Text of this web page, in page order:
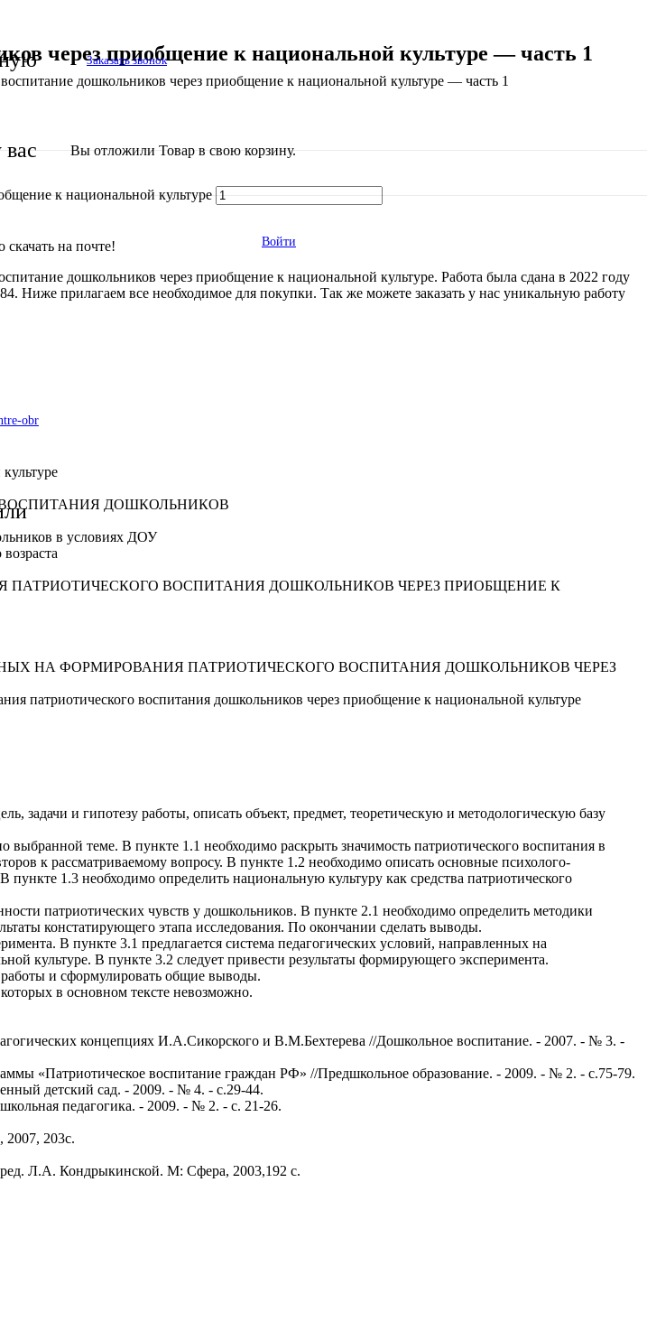
Заказать звонок
Вы отложили Товар в свою корзину.
Войти
obr
через приобщение к национальной культуре — часть 1
дошкольников через приобщение к национальной культуре — часть 1
к национальной культуре
на почте!
дошкольников через приобщение к национальной культуре. Работа была сдана в 2022 году
Ниже прилагаем все необходимое для покупки. Так же можете заказать у нас уникальную работу
ВОСПИТАНИЯ ДОШКОЛЬНИКОВ
в условиях ДОУ
ВОСПИТАНИЯ ДОШКОЛЬНИКОВ ЧЕРЕЗ ПРИОБЩЕНИЕ К
НА ФОРМИРОВАНИЯ ПАТРИОТИЧЕСКОГО ВОСПИТАНИЯ ДОШКОЛЬНИКОВ ЧЕРЕЗ
патриотического воспитания дошкольников через приобщение к национальной культуре
задачи и гипотезу работы, описать объект, предмет, теоретическую и методологическую базу
теме. В пункте 1.1 необходимо раскрыть значимость патриотического воспитания в
к рассматриваемому вопросу. В пункте 1.2 необходимо описать основные психолого-
1.3 необходимо определить национальную культуру как средства патриотического
патриотических чувств у дошкольников. В пункте 2.1 необходимо определить методики
констатирующего этапа исследования. По окончании сделать выводы.
В пункте 3.1 предлагается система педагогических условий, направленных на
культуре. В пункте 3.2 следует привести результаты формирующего эксперимента.
и сформулировать общие выводы.
в основном тексте невозможно.
концепциях И.А.Сикорского и В.М.Бехтерева //Дошкольное воспитание. - 2007. - № 3. -
«Патриотическое воспитание граждан РФ» //Предшкольное образование. - 2009. - № 2. - с.75-79.
детский сад. - 2009. - № 4. - с.29-44.
педагогика. - 2009. - № 2. - с. 21-26.
203с.
Л.А. Кондрыкинской. М: Сфера, 2003,192 с.